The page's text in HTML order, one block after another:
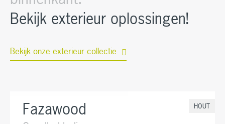
Bekijk exterieur oplossingen!
Bekijk onze exterieur collectie
Fazawood HOUT